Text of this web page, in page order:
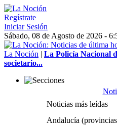
Regístrate
Iniciar Sesión
Sábado, 08 de Agosto de 2026 -
La Noción | La Policía Nacional
societario...
Noticias más leídas
Andalucía